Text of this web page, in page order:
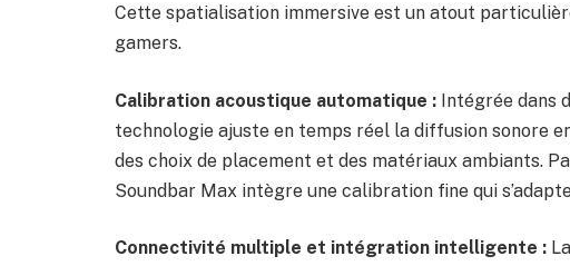
Cette spatialisation immersive est un atout
gamers.
Calibration acoustique automatique : Intégrée dans
technologie ajuste en temps réel la diffusion sonore
des choix de placement et des matériaux ambiants.
Soundbar Max intègre une calibration fine qui
Connectivité multiple et intégration intelligente :